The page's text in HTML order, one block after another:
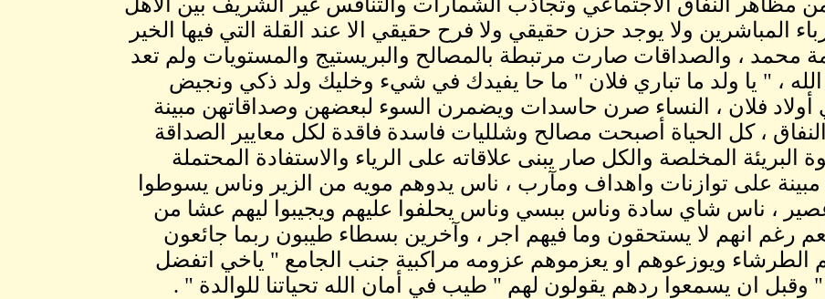
مظاهر النفاق الاجتماعي وتجاذب الشمارات والتنافس غير الشريف بين الاهل
المباشرين ولا يوجد حزن حقيقي ولا فرح حقيقي الا عند القلة التي فيها الخير
محمد ، والصداقات صارت مرتبطة بالمصالح والبريستيج والمستويات ولم تعد
، " يا ولد ما تباري فلان " ما حا يفيدك في شيء وخليك ولد ذكي ونجيض
أولاد فلان ، النساء صرن حاسدات ويضمرن السوء لبعضهن وصداقاتهن مبينة
، كل الحياة أصبحت مصالح وشلليات فاسدة فاقدة لكل معايير الصداقة
البريئة المخلصة والكل صار يبنى علاقاته على الرياء والاستفادة المحتملة
مبينة على توازنات واهداف ومآرب ، ناس يدوهم مويه من الزير وناس يسوطوا
، ناس شاي سادة وناس ببسي وناس يحلفوا عليهم ويجيبوا ليهم عشا من
رغم انهم لا يستحقون وما فيهم اجر ، وآخرين بسطاء طيبون ربما جائعون
الطرشاء ويوزعوهم او يعزموهم عزومه مراكبية جنب الجامع " ياخي اتفضل
" وقبل ان يسمعوا ردهم يقولون لهم " طيب في أمان الله تحياتنا للوالدة " .